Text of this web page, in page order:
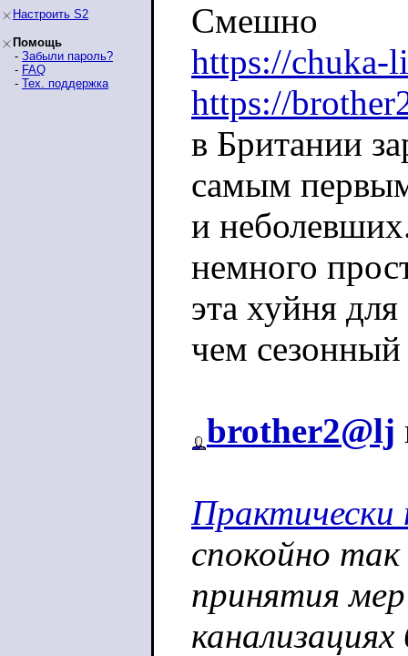
Настроить S2
Помощь
- Забыли пароль?
- FAQ
- Тех. поддержка
Смешно
https://chuka-
https://
в Британии
самым
и
немного
эта хуйня
чем
brother2@lj
Практически
спокойно
принятия